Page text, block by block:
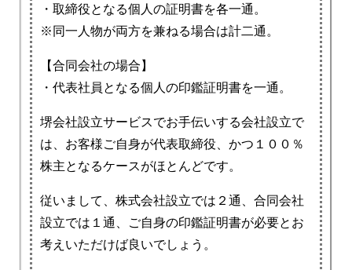
・取締役となる個人の証明書を各一通。
※同一人物が両方を兼ねる場合は計二通。
【合同会社の場合】
・代表社員となる個人の印鑑証明書を一通。
堺会社設立サービスでお手伝いする会社設立で
は、お客様ご自身が代表取締役、かつ１００％
株主となるケースがほとんどです。
従いまして、株式会社設立では２通、合同会社
設立では１通、ご自身の印鑑証明書が必要とお
考えいただけば良いでしょう。